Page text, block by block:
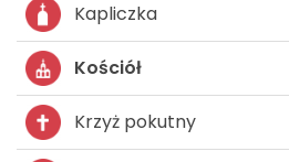
Kapliczka
Kościół
Krzyż pokutny